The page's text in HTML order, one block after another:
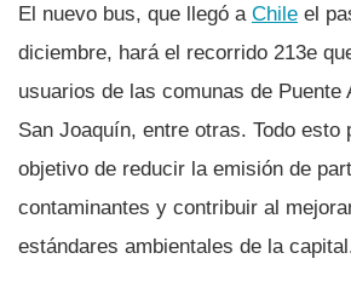
El nuevo bus, que llegó a Chile el
diciembre, hará el recorrido 213e
usuarios de las comunas de Puente
San Joaquí­n, entre otras. Todo esto
objetivo de reducir la emisión de
contaminantes y contribuir al
estándares ambientales de la